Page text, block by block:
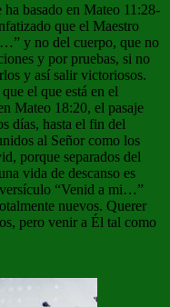
basado en Mateo 11:28-
que el Maestro
y no del cuerpo, que no
y por pruebas, si no
y así salir victoriosos.
el que está en el
Mateo 18:20, el pasaje
días, hasta el fin del
al Señor como los
porque separados del
vida de descanso es
“Venid a mi…”
nuevos. Querer
pero venir a Él tal como